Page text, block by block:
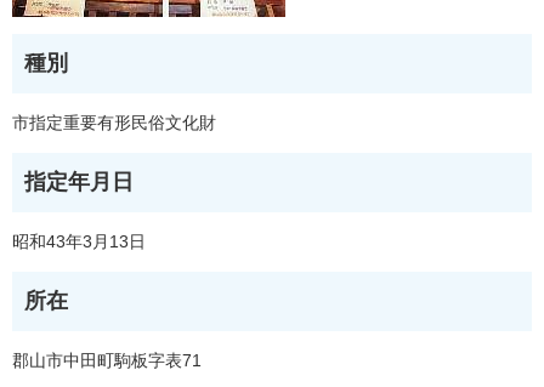
種別
市指定重要有形民俗文化財
指定年月日
昭和43年3月13日
所在
郡山市中田町駒板字表71